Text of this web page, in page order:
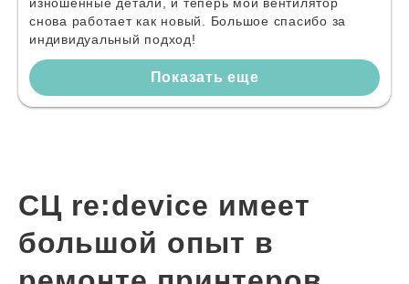
снова работает как новый. Большое спасибо за
индивидуальный подход!
Показать еще
СЦ re:device имеет
большой опыт в